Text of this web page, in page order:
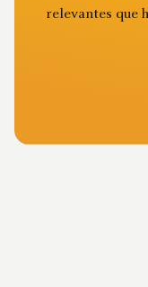
relevantes que